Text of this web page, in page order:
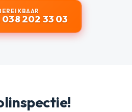
038 202 33 03